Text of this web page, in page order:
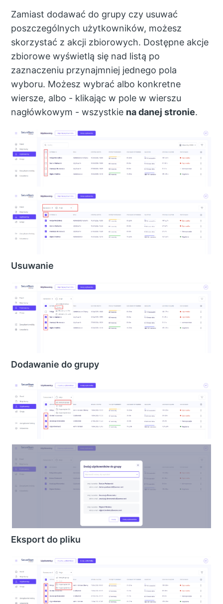
Zamiast dodawać do grupy czy usuwać
poszczególnych użytkowników, możesz
skorzystać z akcji zbiorowych. Dostępne akcje
zbiorowe wyświetlą się nad listą po
zaznaczeniu przynajmniej jednego pola
wyboru. Możesz wybrać albo konkretne
wiersze, albo - klikając w pole w wierszu
nagłówkowym - wszystkie na danej stronie.
Usuwanie
Dodawanie do grupy
Eksport do pliku